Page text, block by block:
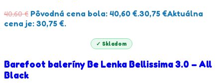
40,60€ Pôvodná cena bola: 40,60 €.30,75 €Aktuálna
cena je: 30,75 €.
✓ Skladom
Barefoot baleríny Be Lenka Bellissima 3.0 – All
Black